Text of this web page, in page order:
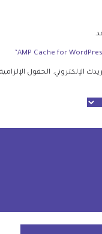
الإلكتروني.
الحقول الإلزامية